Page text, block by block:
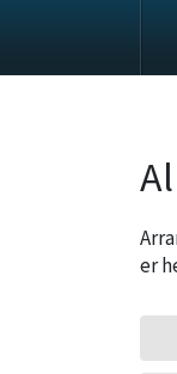
er